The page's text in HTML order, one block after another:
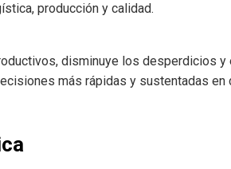
producción y calidad.
disminuye los desperdicios y
más rápidas y sustentadas en